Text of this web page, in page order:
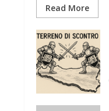
Read More